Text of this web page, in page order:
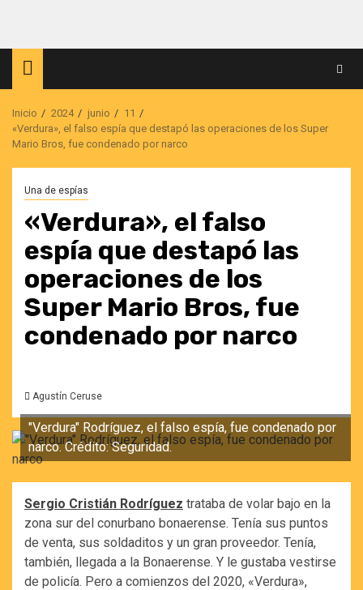
contenido
Inicio 2024 junio
11
«Verdura», el falso espía que destapó las operaciones de los Super
Mario Bros, fue condenado por narco
Una de espías
«Verdura», el falso
espía que destapó las
operaciones de los
Super Mario Bros, fue
condenado por narco
Agustín Ceruse
"Verdura" Rodríguez, el falso espía, fue condenado por
narco. Crédito: Seguridad.
Sergio Cristián Rodríguez trataba de volar bajo en la
zona sur del conurbano bonaerense. Tenía sus puntos
de venta, sus soldaditos y un gran proveedor. Tenía,
también, llegada a la Bonaerense. Y le gustaba vestirse
de policía. Pero a comienzos del 2020, «Verdura»,